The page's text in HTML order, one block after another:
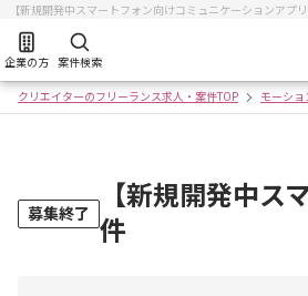
【新規開発中スマートフォン向けコミュニケーションア
企業の方 案件検索
クリエイターのフリーランス求人・案件TOP モーショ
募集終了
【新規開発中ス
件